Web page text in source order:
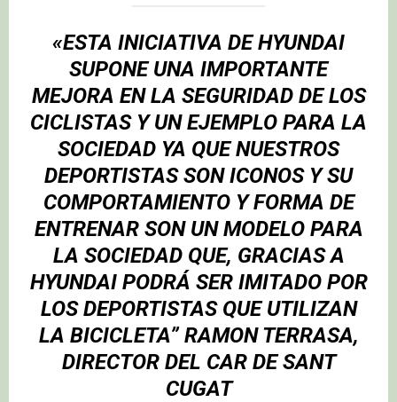
«ESTA INICIATIVA DE HYUNDAI
SUPONE UNA IMPORTANTE
MEJORA EN LA SEGURIDAD DE LOS
CICLISTAS Y UN EJEMPLO PARA LA
SOCIEDAD YA QUE NUESTROS
DEPORTISTAS SON ICONOS Y SU
COMPORTAMIENTO Y FORMA DE
ENTRENAR SON UN MODELO PARA
LA SOCIEDAD QUE, GRACIAS A
HYUNDAI PODRÁ SER IMITADO POR
LOS DEPORTISTAS QUE UTILIZAN
LA BICICLETA” RAMON TERRASA,
DIRECTOR DEL CAR DE SANT
CUGAT